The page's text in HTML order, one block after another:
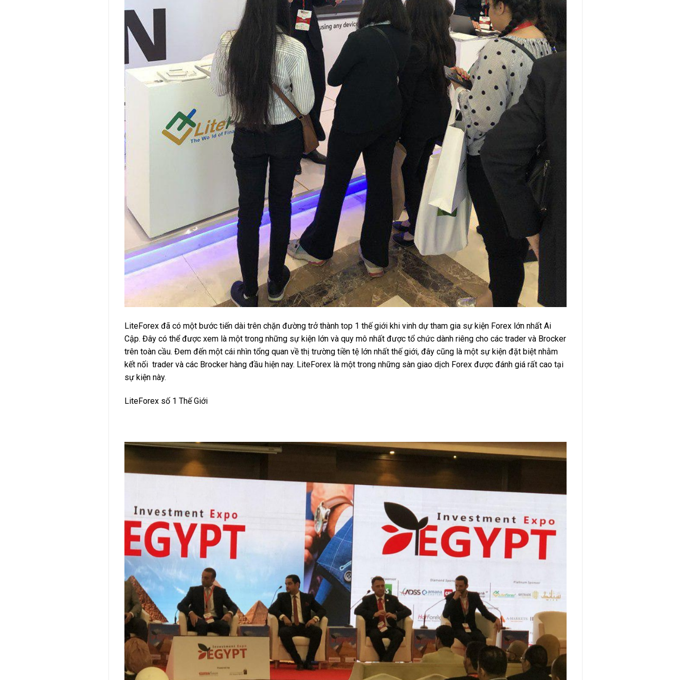
LiteForex đã có một bước tiến dài trên chặn đường trở thành top 1 thế giới khi vinh dự tham gia sự kiện Forex lớn nhất Ai
Cập. Đây có thể được xem là một trong những sự kiện lớn và quy mô nhất được tổ chức dành riêng cho các trader và Brocker
trên toàn cầu. Đem đến một cái nhìn tổng quan về thị trường tiền tệ lớn nhất thế giới, đây cũng là một sự kiện đặt biệt nhằm
kết nối trader và các Brocker hàng đầu hiện nay. LiteForex là một trong những sàn giao dịch Forex được đánh giá rất cao tại
sự kiện này.
LiteForex số 1 Thế Giới